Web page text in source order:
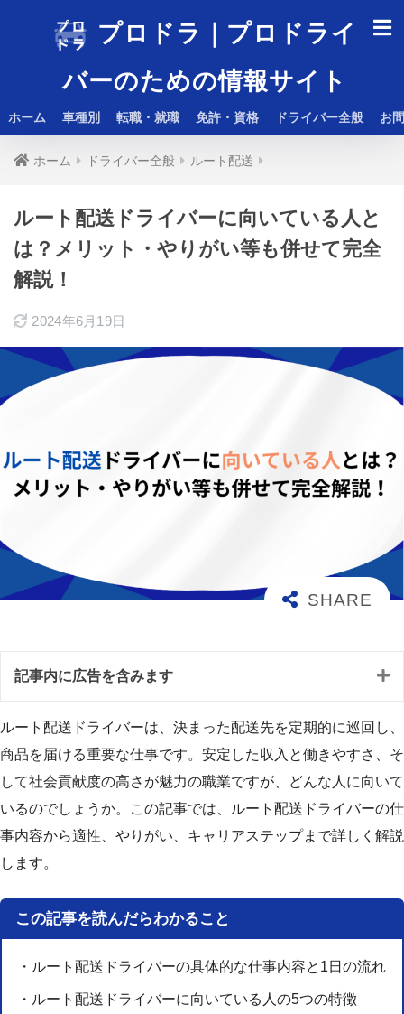
プロドラ｜プロドライ
バーのための情報サイト
ホーム 車種別 転職・就職 免許・資格 ドライバー全般 お
ホーム ドライバー全般 ルート配送
ルート配送ドライバーに向いている人と
は？メリット・やりがい等も併せて完全
解説！
2024年6月19日
記事内に広告を含みます
ルート配送ドライバーは、決まった配送先を定期的に巡回し、
商品を届ける重要な仕事です。安定した収入と働きやすさ、そ
して社会貢献度の高さが魅力の職業ですが、どんな人に向いて
いるのでしょうか。この記事では、ルート配送ドライバーの仕
事内容から適性、やりがい、キャリアステップまで詳しく解説
します。
この記事を読んだらわかること
・ルート配送ドライバーの具体的な仕事内容と1日の流れ
・ルート配送ドライバーに向いている人の5つの特徴